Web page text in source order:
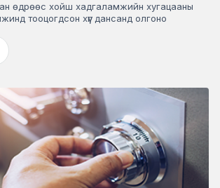
өдрөөс хойш хадгаламжийн хугацааны
тооцогдсон хүүг дансанд олгоно